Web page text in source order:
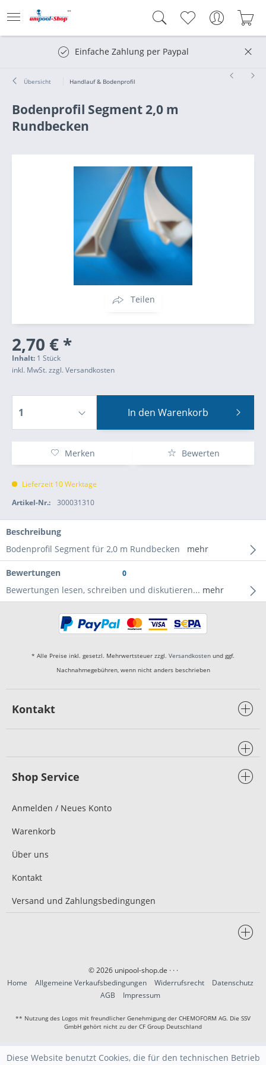
Einfache Zahlung per Paypal
Übersicht Handlauf & Bodenprofil
Bodenprofil Segment 2,0 m
Rundbecken
Teilen
2,70 € *
Inhalt: 1 Stück
inkl. MwSt.zzgl. Versandkosten
In den Warenkorb
Merken Bewerten
Lieferzeit 10 Werktage
Artikel-Nr.:
300031310
Beschreibung
Bodenprofil Segment für 2,0 m Rundbecken mehr
Bewertungen 0
Bewertungen lesen, schreiben und diskutieren... mehr
* Alle Preise inkl. gesetzl. Mehrwertsteuer zzgl. Versandkosten und ggf.
Nachnahmegebühren, wenn nicht anders beschrieben
Kontakt
Shop Service
Anmelden / Neues Konto
Warenkorb
Über uns
Kontakt
Versand und Zahlungsbedingungen
© 2026 unipool-shop.de · · ·
Home
Allgemeine Verkaufsbedingungen Widerrufsrecht
Datenschutz
AGB
Impressum
** Nutzung des Logos mit freundlicher Genehmigung der CHEMOFORM AG. Die SSV
GmbH gehört nicht zu der CF Group Deutschland
Diese Website benutzt Cookies, die für den technischen Betrieb